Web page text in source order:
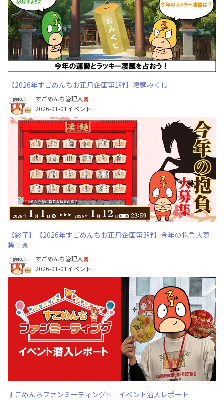
【2026年すごめんちお正月企画第1弾】凄麺みくじ
すごめんち管理人
2026-01-01 イベント
【終了】【2026年すごめんちお正月企画第3弾】今年の抱負大募
集！🎍
すごめんち管理人
2026-01-01 イベント
すごめんちファンミーティング✨ イベント潜入レポート